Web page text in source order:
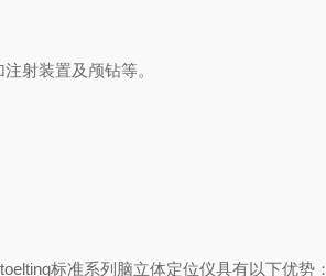
射装置及颅钻等。
标准系列脑立体定位仪具有以下优势：